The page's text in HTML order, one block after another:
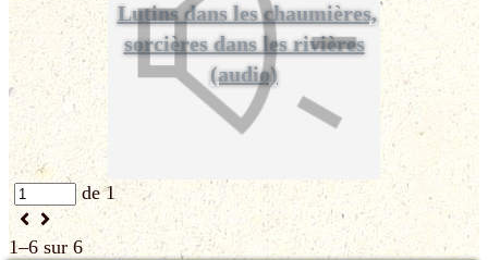
Lutins dans les chaumières,
sorcières dans les rivières
(audio)
de 1
1–6 sur 6